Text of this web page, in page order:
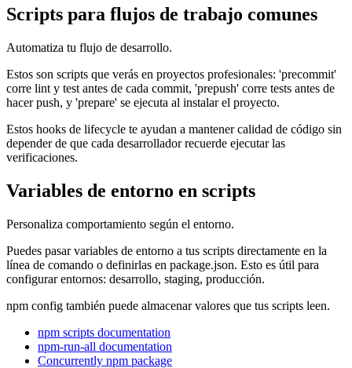
Scripts para flujos de trabajo comunes
Automatiza tu flujo de desarrollo.
Estos son scripts que verás en proyectos profesionales: 'precommit'
corre lint y test antes de cada commit, 'prepush' corre tests antes de
hacer push, y 'prepare' se ejecuta al instalar el proyecto.
Estos hooks de lifecycle te ayudan a mantener calidad de código sin
depender de que cada desarrollador recuerde ejecutar las
verificaciones.
Variables de entorno en scripts
Personaliza comportamiento según el entorno.
Puedes pasar variables de entorno a tus scripts directamente en la
línea de comando o definirlas en package.json. Esto es útil para
configurar entornos: desarrollo, staging, producción.
npm config también puede almacenar valores que tus scripts leen.
npm scripts documentation
npm-run-all documentation
Concurrently npm package